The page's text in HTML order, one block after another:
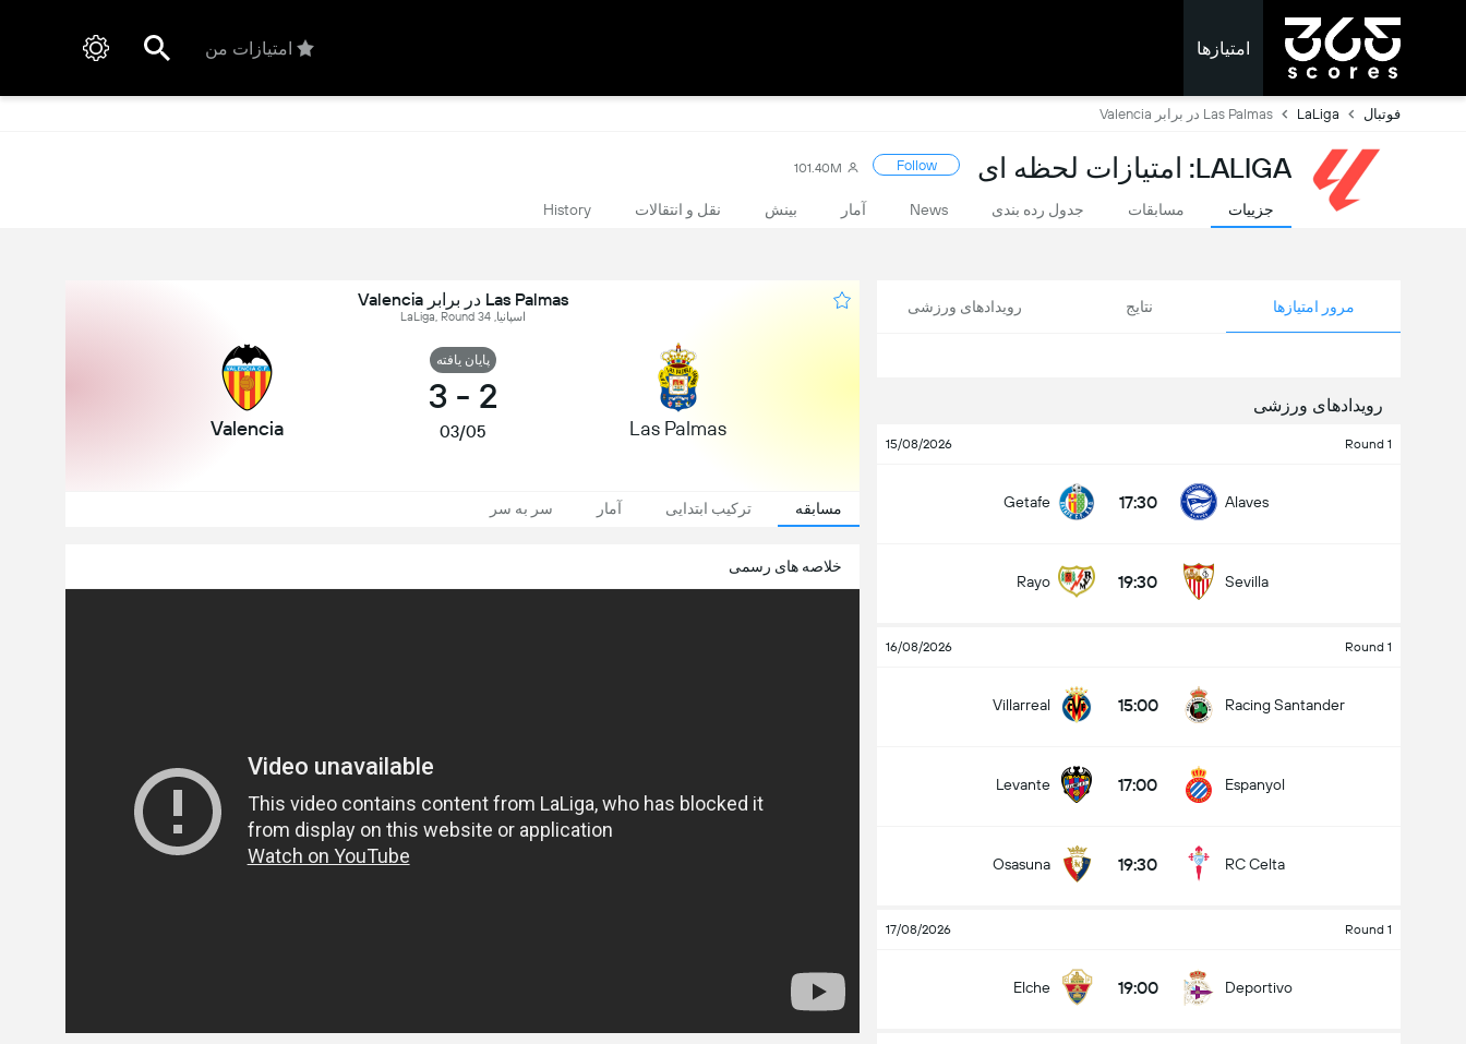
امتیازها امتیازات من
فوتبال LaLiga Las Palmas در برابر Valencia
LALIGA: امتیازات لحظه ای Follow
101.40M
جزییات مسابقات جدول رده بندی News آمار بینش نقل و انتقالات History
مرور امتیازها نتایج رویدادهای ورزشی
رویدادهای ورزشی
Round 1
15/08/2026
Alaves
17:30
Getafe
Sevilla
19:30
Rayo
Round 1
16/08/2026
Racing Santander
15:00
Villarreal
Espanyol
17:00
Levante
RC Celta
19:30
Osasuna
Round 1
17/08/2026
Deportivo
19:00
Elche
Las Palmas در برابر Valencia
اسپانیا, LaLiga, Round 34
Las Palmas
پایان یافته
2
-
3
03/05
Valencia
مسابقه ترکیب ابتدایی آمار سر به سر
خلاصه های رسمی